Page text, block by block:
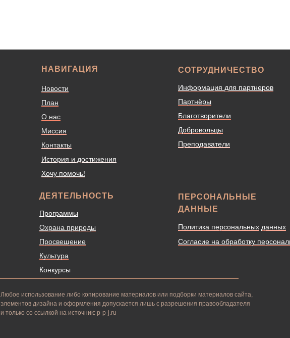
Любое использование либо копирование материалов или подборки материалов сайта,
элементов дизайна и оформления допускается лишь с разрешения правообладателя
и только со ссылкой на источник: p-p-j.ru
ДЕЯТЕЛЬНОСТЬ
ПЕРСОНАЛЬНЫЕ
ДАННЫЕ
НАВИГАЦИЯ
Новости
План
О нас
Миссия
Контакты
История и достижения
Хочу помочь!
Программы
Охрана природы
Просвещение
Культура
Конкурсы
СОТРУДНИЧЕСТВО
Информация для партнеров
Партнёры
Благотворители
Добровольцы
Преподаватели
Политика персональных данных
Согласие на обработку